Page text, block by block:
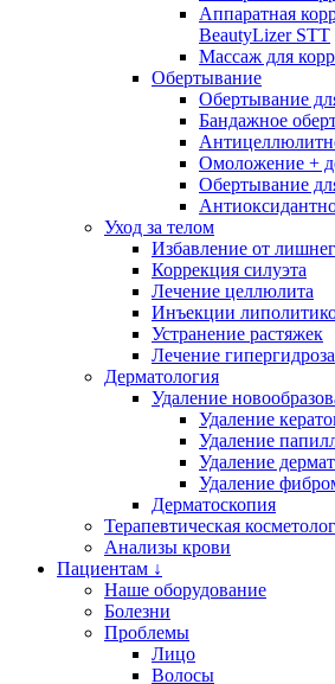
Аппаратная
BeautyLizer STT
Массаж для
Обертывание
Обертывание
Бандажное
Омоложение +
Обертывание
Уход за телом
Избавление от
Коррекция силуэта
Лечение целлюлита
Инъекции
Устранение растяжек
Лечение гипергидроза
Дерматология
Удаление
Удаление
Удаление
Удаление
Удаление
Дерматоскопия
Терапевтическая
Анализы крови
Пациентам ↓
Наше оборудование
Болезни
Проблемы
Лицо
Волосы